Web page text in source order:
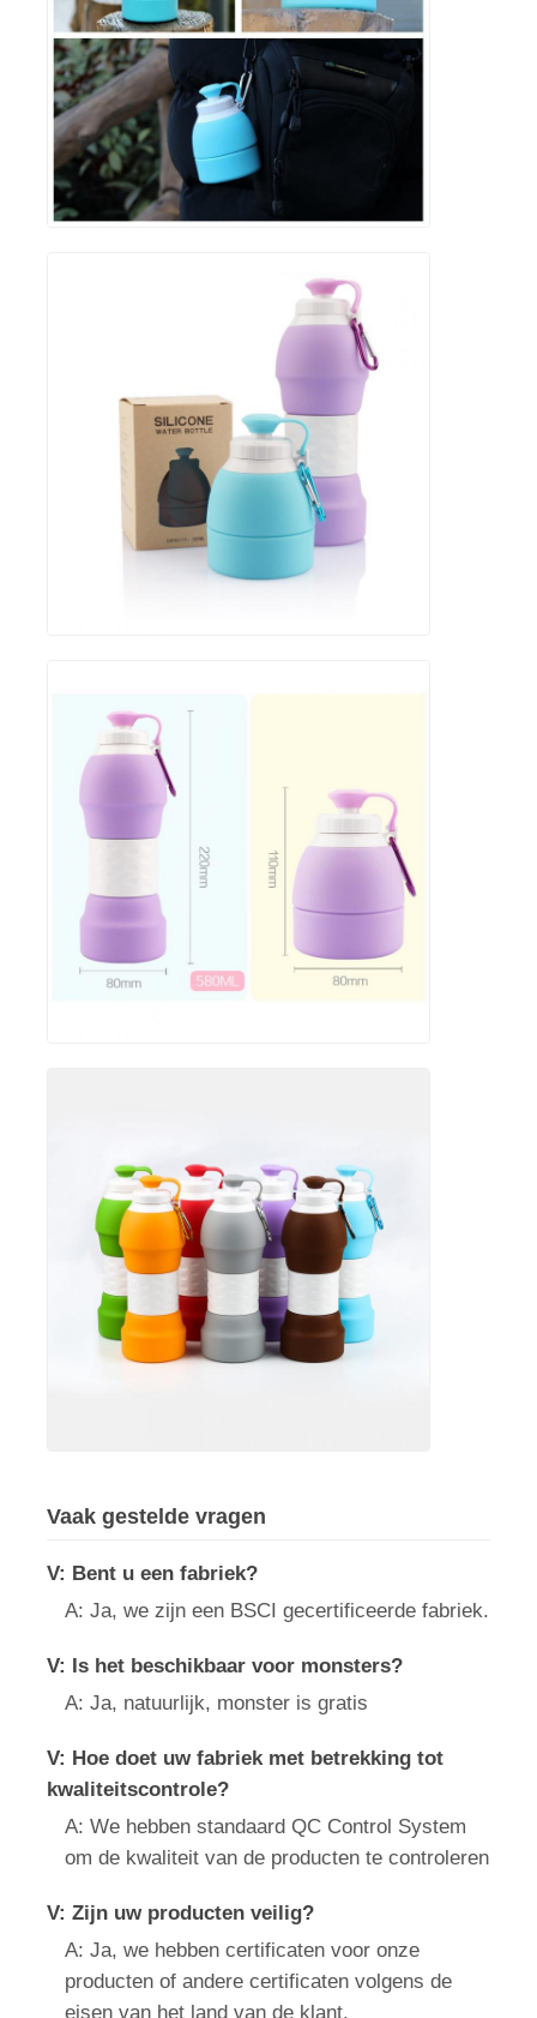
Vaak gestelde vragen
V: Bent u een fabriek?
A: Ja, we zijn een BSCI gecertificeerde fabriek.
V: Is het beschikbaar voor monsters?
A: Ja, natuurlijk, monster is gratis
V: Hoe doet uw fabriek met betrekking tot
kwaliteitscontrole?
A: We hebben standaard QC Control System
om de kwaliteit van de producten te controleren
V: Zijn uw producten veilig?
A: Ja, we hebben certificaten voor onze
producten of andere certificaten volgens de
eisen van het land van de klant.